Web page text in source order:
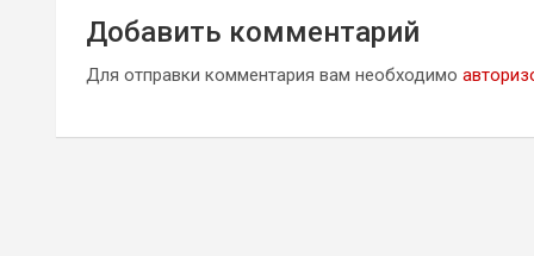
Добавить комментарий
Для отправки комментария вам необходимо